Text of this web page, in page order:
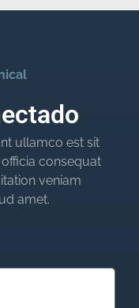
ullamco est sit
consequat
veniam
amet.